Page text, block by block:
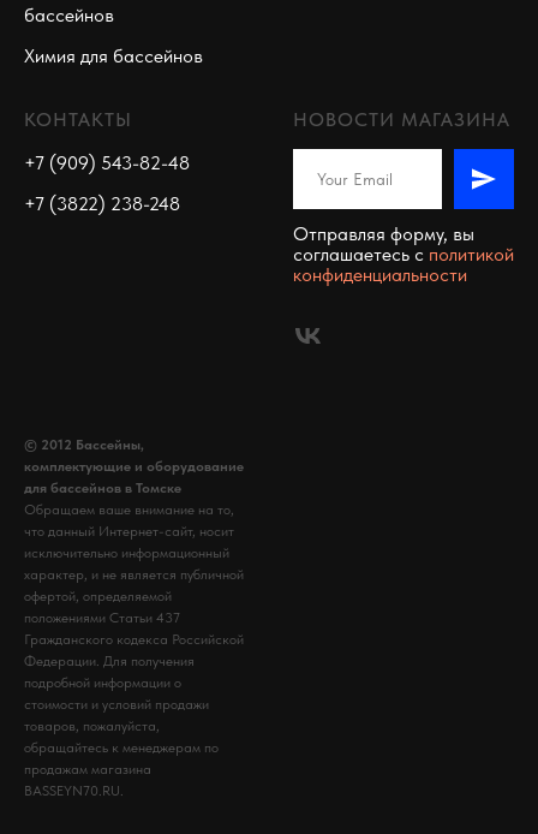
бассейнов
Химия для бассейнов
КОНТАКТЫ
+7 (909) 543-82-48
+7 (3822) 238-248
НОВОСТИ МАГАЗИНА
Отправляя форму, вы
соглашаетесь c политикой
конфиденциальности
© 2012 Бассейны,
комплектующие и оборудование
для бассейнов в Томске
Обращаем ваше внимание на то,
что данный Интернет-сайт, носит
исключительно информационный
характер, и не является публичной
офертой, определяемой
положениями Статьи 437
Гражданского кодекса Российской
Федерации. Для получения
подробной информации о
стоимости и условий продажи
товаров, пожалуйста,
обращайтесь к менеджерам по
продажам магазина
BASSEYN70.RU.